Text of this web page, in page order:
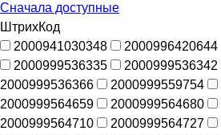
Сначала доступные
ШтрихКод
2000941030348
2000996420644
2000999536335
2000999536342
2000999536366
2000999559754
2000999564659
2000999564680
2000999564710
2000999564727